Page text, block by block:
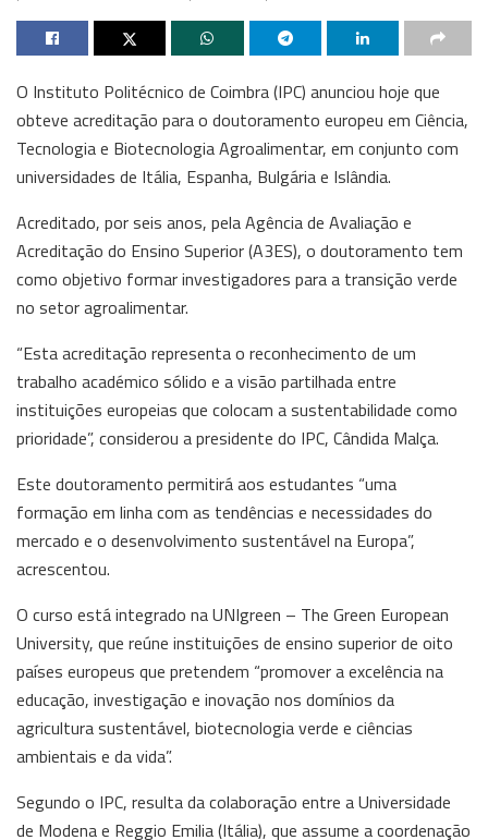
O Instituto Politécnico de Coimbra (IPC) anunciou hoje que
obteve acreditação para o doutoramento europeu em Ciência,
Tecnologia e Biotecnologia Agroalimentar, em conjunto com
universidades de Itália, Espanha, Bulgária e Islândia.
Acreditado, por seis anos, pela Agência de Avaliação e
Acreditação do Ensino Superior (A3ES), o doutoramento tem
como objetivo formar investigadores para a transição verde
no setor agroalimentar.
“Esta acreditação representa o reconhecimento de um
trabalho académico sólido e a visão partilhada entre
instituições europeias que colocam a sustentabilidade como
prioridade”, considerou a presidente do IPC, Cândida Malça.
Este doutoramento permitirá aos estudantes “uma
formação em linha com as tendências e necessidades do
mercado e o desenvolvimento sustentável na Europa”,
acrescentou.
O curso está integrado na UNIgreen – The Green European
University, que reúne instituições de ensino superior de oito
países europeus que pretendem “promover a excelência na
educação, investigação e inovação nos domínios da
agricultura sustentável, biotecnologia verde e ciências
ambientais e da vida”.
Segundo o IPC, resulta da colaboração entre a Universidade
de Modena e Reggio Emilia (Itália), que assume a coordenação